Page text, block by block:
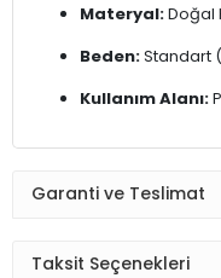
Materyal:Doğal
Beden:Standart
Kullanım Alanı:
Garanti ve Teslimat
Taksit Seçenekleri